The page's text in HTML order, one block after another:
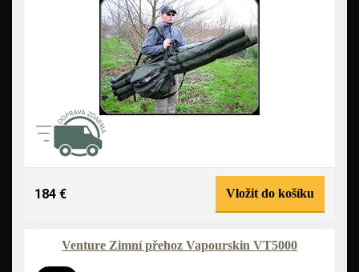
184 € Vložit do košíku
Venture Zimní přehoz Vapourskin VT5000